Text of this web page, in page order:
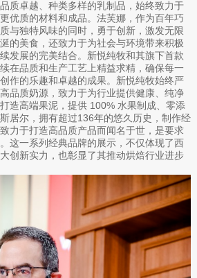
质卓越、种类多样的乳制品，始终致力于
优质的材料和成品。法芙娜，作为百年巧
与独特风味的同时，勇于创新，激发无限
的美食，还致力于为社会与环境带来积极
发展的完美结合。新悦纯牧和其旗下首款
在品质和生产工艺上精益求精，确保每一
作的乐趣和卓越的成果。新悦纯牧始终严
品质奶源，致力于为行业提供健康、纯净
造高端果泥，提供 100% 水果制成、零添
居尔，拥有超过136年的悠久历史，制作经
力于打造高品质产品而闻名于世，是要求
这一系列经典品牌的展示，不仅体现了西
创新实力，也彰显了其推动烘焙行业进步